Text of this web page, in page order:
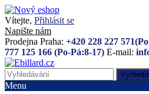
Vítejte, Přihlásit se
Napište nám
Prodejna Praha: +420 228 227
777 125 166 (Po-Pá:8-17) E-mail:
Menu